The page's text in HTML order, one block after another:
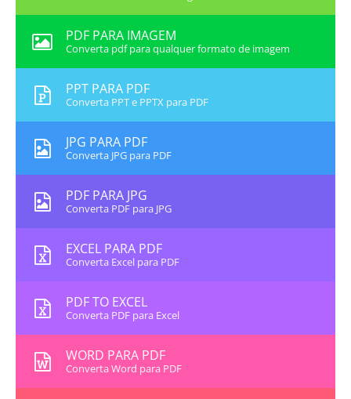
PDF PARA IMAGEM
Converta pdf para qualquer formato de imagem
PPT PARA PDF
Converta PPT e PPTX para PDF
JPG PARA PDF
Converta JPG para PDF
PDF PARA JPG
Converta PDF para JPG
EXCEL PARA PDF
Converta Excel para PDF
PDF TO EXCEL
Converta PDF para Excel
WORD PARA PDF
Converta Word para PDF